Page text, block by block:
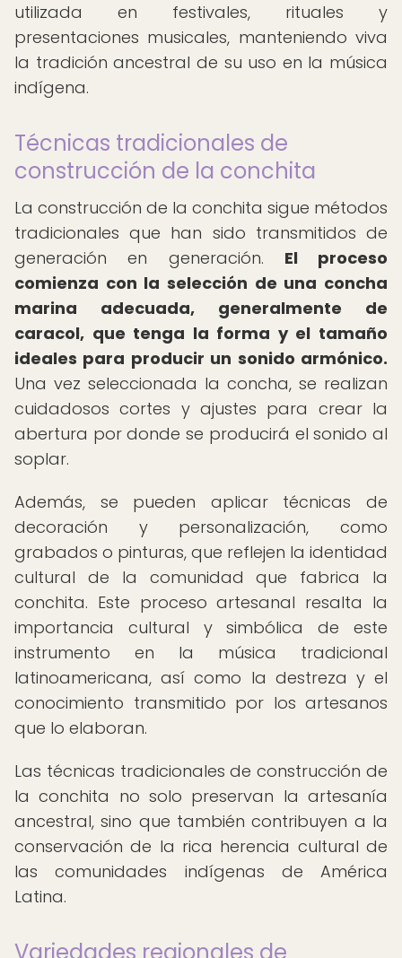
utilizada en festivales, rituales y
presentaciones musicales, manteniendo viva
la tradición ancestral de su uso en la música
indígena.
Técnicas tradicionales de
construcción de la conchita
La construcción de la conchita sigue métodos
tradicionales que han sido transmitidos de
generación en generación. El proceso
comienza con la selección de una concha
marina adecuada, generalmente de
caracol, que tenga la forma y el tamaño
ideales para producir un sonido armónico.
Una vez seleccionada la concha, se realizan
cuidadosos cortes y ajustes para crear la
abertura por donde se producirá el sonido al
soplar.
Además, se pueden aplicar técnicas de
decoración y personalización, como
grabados o pinturas, que reflejen la identidad
cultural de la comunidad que fabrica la
conchita. Este proceso artesanal resalta la
importancia cultural y simbólica de este
instrumento en la música tradicional
latinoamericana, así como la destreza y el
conocimiento transmitido por los artesanos
que lo elaboran.
Las técnicas tradicionales de construcción de
la conchita no solo preservan la artesanía
ancestral, sino que también contribuyen a la
conservación de la rica herencia cultural de
las comunidades indígenas de América
Latina.